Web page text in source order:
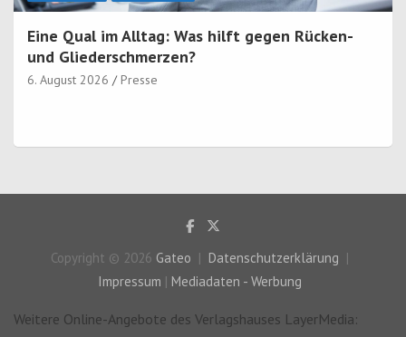
Eine Qual im Alltag: Was hilft gegen Rücken-
und Gliederschmerzen?
6. August 2026 Presse
Copyright © 2026 Gateo
Datenschutzerklärung
Impressum | Mediadaten - Werbung
Weitere Online-Angebote des Verlagshauses LayerMedia: